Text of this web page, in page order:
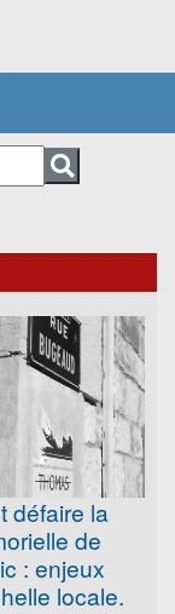
défaire la
de
: enjeux
locale.